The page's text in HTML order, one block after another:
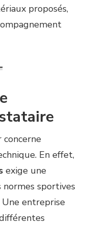
proposés,
En effet,
exige une
normes sportives
entreprise